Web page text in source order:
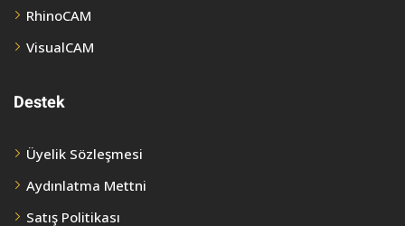
RhinoCAM
VisualCAM
Destek
Üyelik Sözleşmesi
Aydınlatma Mettni
Satış Politikası